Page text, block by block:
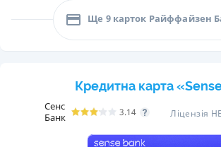
Ще 9 карток Райффайзен
Кредитна карта
Сенс
Банк
3.14 Ліцензія